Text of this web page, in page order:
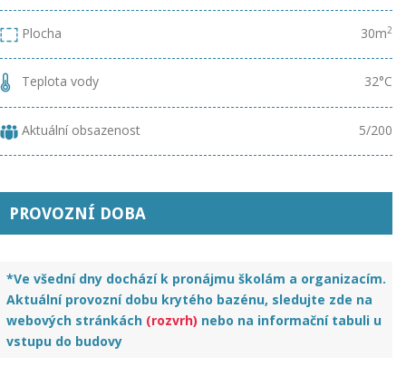
Plocha 30m2
Teplota vody 32°C
Aktuální obsazenost 5/200
PROVOZNÍ DOBA
*Ve všední dny dochází k pronájmu školám a organizacím.
Aktuální provozní dobu krytého bazénu, sledujte zde na
webových stránkách (rozvrh) nebo na informační tabuli u
vstupu do budovy